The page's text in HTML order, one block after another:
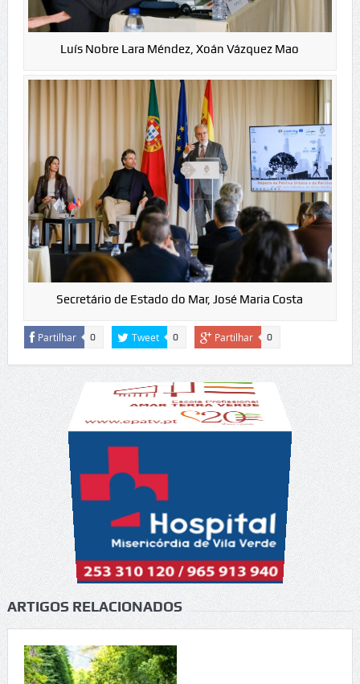
Luís Nobre Lara Méndez, Xoán Vázquez Mao
Secretário de Estado do Mar, José Maria Costa
Partilhar 0 Tweet 0 Partilhar 0
ARTIGOS RELACIONADOS